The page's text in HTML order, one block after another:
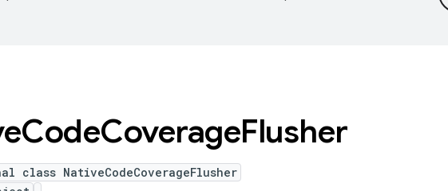
CodeCoverageFlusher
class NativeCodeCoverageFlusher